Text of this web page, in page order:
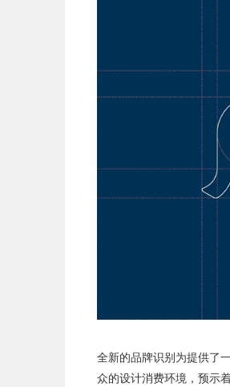
全新的品牌识别为提供了
众的设计消费环境，预示